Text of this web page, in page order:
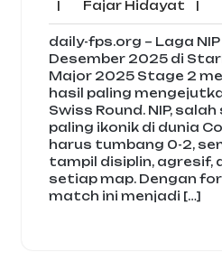
| Fajar Hidayat Fajar
|
daily-fps.org – Laga
Desember 2025 di
Major 2025 Stage 2
hasil paling
Swiss Round. NIP,
paling ikonik di dunia
harus tumbang 0-2,
tampil disiplin, agresif,
setiap map. Dengan
match ini menjadi […]